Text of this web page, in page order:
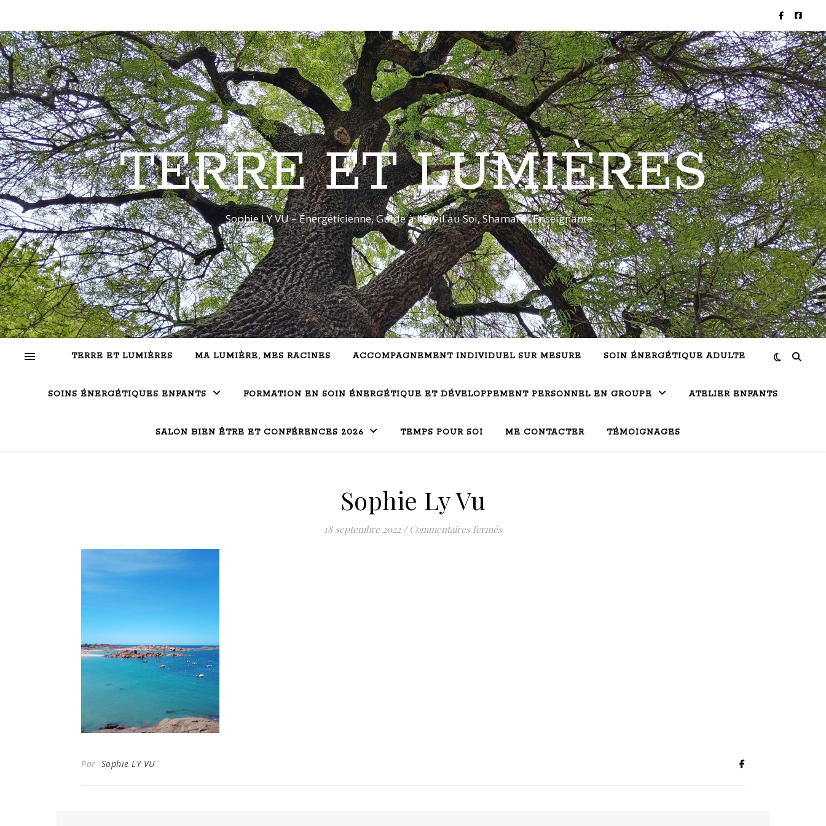
TERRE ET LUMIÈRES
Sophie LY VU – Énergéticienne, Guide à l'Éveil au Soi, Shamane, Enseignante…
TERRE ET LUMIÈRES MA LUMIÈRE, MES RACINES ACCOMPAGNEMENT INDIVIDUEL SUR MESURE SOIN ÉNERGÉTIQUE ADULTE
SOINS ÉNERGÉTIQUES ENFANTS FORMATION EN SOIN ÉNERGÉTIQUE ET DÉVELOPPEMENT PERSONNEL EN GROUPE ATELIER ENFANTS
SALON BIEN ÊTRE ET CONFÉRENCES 2026 TEMPS POUR SOI ME CONTACTER TÉMOIGNAGES
Sophie Ly Vu
18 septembre 2022 / Commentaires ferméssur Sophie Ly Vu
Par Sophie LY VU